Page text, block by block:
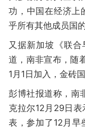
功，中国在经济上
乎所有其他成员国
又据新加坡《联
道，南非宣布，随
1月1日加入，金砖
彭博社报道称，南
克拉尔12月29日
表，参加了12月早